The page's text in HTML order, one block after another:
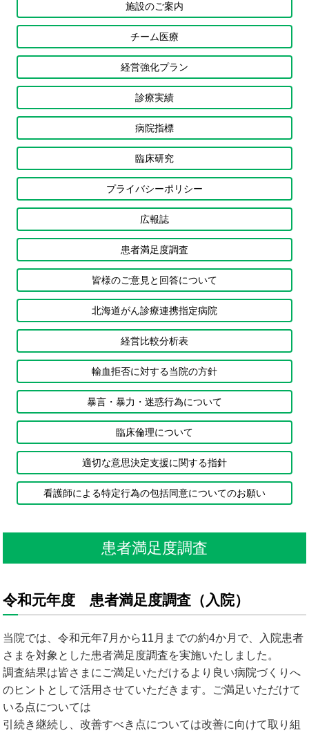
施設のご案内
チーム医療
経営強化プラン
診療実績
病院指標
臨床研究
プライバシーポリシー
広報誌
患者満足度調査
皆様のご意見と回答について
北海道がん診療連携指定病院
経営比較分析表
輸血拒否に対する当院の方針
暴言・暴力・迷惑行為について
臨床倫理について
適切な意思決定支援に関する指針
看護師による特定行為の包括同意についてのお願い
患者満足度調査
令和元年度 患者満足度調査（入院）
当院では、令和元年7月から11月までの約4か月で、入院患者
さまを対象とした患者満足度調査を実施いたしました。
調査結果は皆さまにご満足いただけるより良い病院づくりへ
のヒントとして活用させていただきます。ご満足いただけて
いる点については
引続き継続し、改善すべき点については改善に向けて取り組